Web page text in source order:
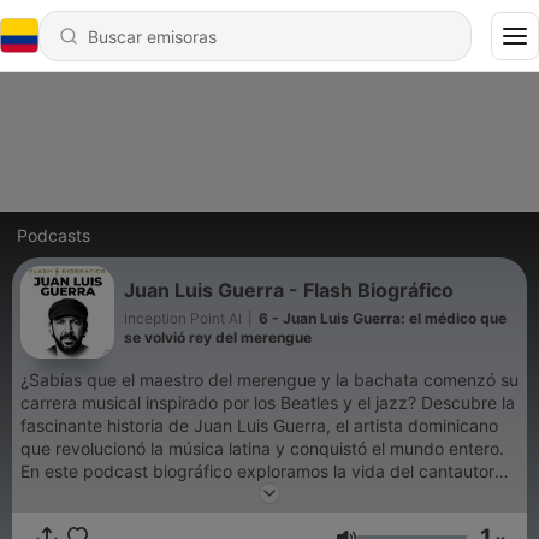
Podcasts
Juan Luis Guerra - Flash Biográfico
Inception Point AI
6 - Juan Luis Guerra: el médico que
se volvió rey del merengue
¿Sabías que el maestro del merengue y la bachata comenzó su
carrera musical inspirado por los Beatles y el jazz? Descubre la
fascinante historia de Juan Luis Guerra, el artista dominicano
que revolucionó la música latina y conquistó el mundo entero.
En este podcast biográfico exploramos la vida del cantautor
que transformó ritmos tradicionales caribeños en fenómenos